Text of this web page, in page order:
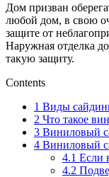
Дом призван
любой дом, в свою
защите от
Наружная отделка
такую защиту.
Contents
1 Виды
2 Что такое
3 Виниловый
4 Виниловый
4.1 Если
4.2